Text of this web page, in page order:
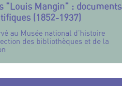
"Louis Mangin" : documents
(1852-1937)
au Musée national d’histoire
des bibliothèques et de la